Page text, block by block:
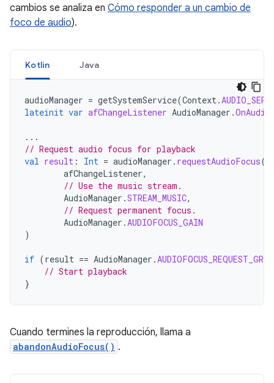
cambios se analiza en Cómo responder a un cambio de
foco de audio).
Kotlin Java
audioManager = getSystemService(Context.
lateinit var afChangeListener AudioManager .
...
// Request audio focus for playback
val result : Int = audioManager . requestAudioFocus(
afChangeListener,
// Use the music stream.
AudioManager .STREAM_MUSIC,
// Request permanent focus.
AudioManager .AUDIOFOCUS_GAIN
)
if (result == AudioManager .
// Start playback
}
Cuando termines la reproducción, llama a
abandonAudioFocus() .